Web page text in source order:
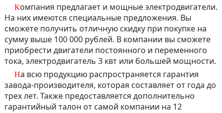
Компания предлагает и мощные электродвигатели.
На них имеются специальные предложения. Вы
сможете получить отличную скидку при покупке на
сумму выше 100 000 рублей. В компании вы сможете
приобрести двигатели постоянного и переменного
тока, электродвигатель 3 квт или большей мощности.
На всю продукцию распространяется гарантия
завода-производителя, которая составляет от года до
трех лет. Также предоставляется дополнительно
гарантийный талон от самой компании на 12